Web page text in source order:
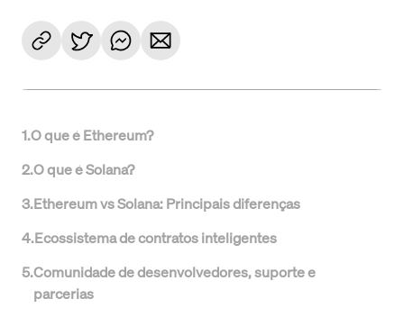
1.O que é Ethereum?
2.O que é Solana?
3.Ethereum vs Solana: Principais diferenças
4.Ecossistema de contratos inteligentes
5.Comunidade de desenvolvedores, suporte e
parcerias